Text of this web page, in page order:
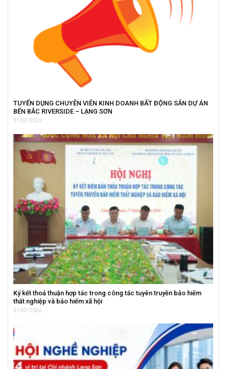
TUYỂN DỤNG CHUYÊN VIÊN KINH DOANH BẤT ĐỘNG SẢN DỰ ÁN
BẾN BẮC RIVERSIDE – LẠNG SƠN
31/07/2026
Ký kết thoả thuận hợp tác trong công tác tuyên truyền bảo hiểm
thất nghiệp và bảo hiểm xã hội
31/07/2026